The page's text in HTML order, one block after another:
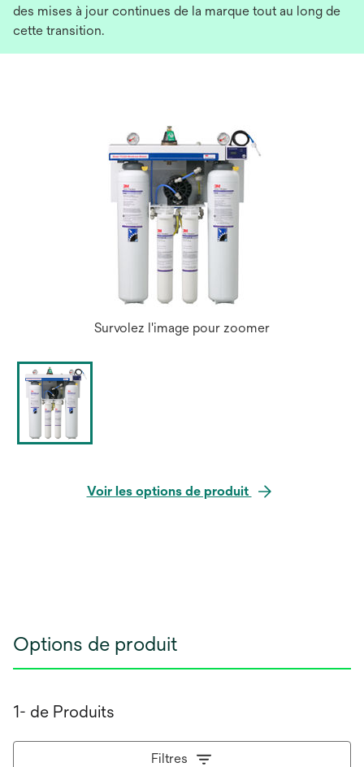
des mises à jour continues de la marque tout au long de
cette transition.
Survolez l'image pour zoomer
Voir les options de produit
Options de produit
1- de Produits
Filtres